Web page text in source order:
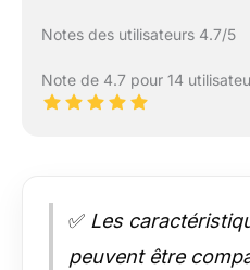
Notes des utilisateurs 4.7/5
Note de 4.7 pour 14
✅ Les
peuvent être